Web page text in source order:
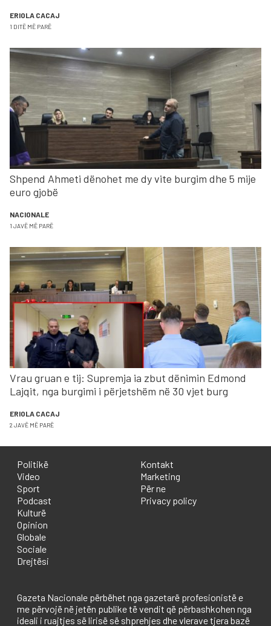
ERIOLA CACAJ
1 DITË MË PARË
Shpend Ahmeti dënohet me dy vite burgim dhe 5 mije
euro gjobë
NACIONALE
1 JAVË MË PARË
Vrau gruan e tij: Supremja ia zbut dënimin Edmond
Lajqit, nga burgimi i përjetshëm në 30 vjet burg
ERIOLA CACAJ
2 JAVË MË PARË
Politikë
Video
Sport
Podcast
Kulturë
Opinion
Globale
Sociale
Drejtësi
Kontakt
Marketing
Për ne
Privacy policy
Gazeta Nacionale përbëhet nga gazetarë profesionistë e
me përvojë në jetën publike të vendit që përbashkohen nga
ideali i ruajtjes së lirisë së shprehjes dhe vlerave tjera bazë